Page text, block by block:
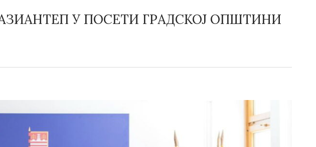
У ПОСЕТИ ГРАДСКОЈ ОПШТИНИ